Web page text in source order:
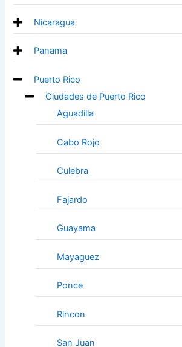
Nicaragua
Panama
Puerto Rico
Ciudades de Puerto Rico
Aguadilla
Cabo Rojo
Culebra
Fajardo
Guayama
Mayaguez
Ponce
Rincon
San Juan